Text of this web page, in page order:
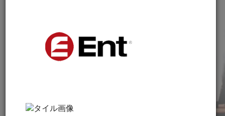
今すぐ読む